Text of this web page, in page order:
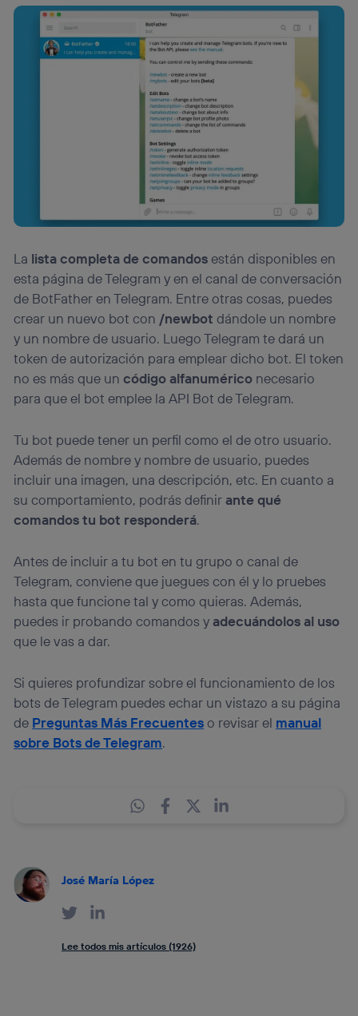
La lista completa de comandosestán disponiblesen
esta página de Telegram y en el canal de conversación
de BotFather en Telegram. Entre otras cosas, puedes
crear un nuevo bot con /newbot dándole un nombre
y un nombre de usuario. Luego Telegram te dará un
token de autorización para emplear dicho bot. El token
no es más que uncódigo alfanumérico necesario
para que el bot emplee la API Bot de Telegram.
Tu bot puede tener un perfil como el de otro usuario.
Además de nombre y nombre de usuario, puedes
incluir una imagen, una descripción, etc. En cuanto a
su comportamiento, podrás definir ante qué
comandos tu bot responderá.
Antes de incluir a tu bot en tu grupo o canal de
Telegram, conviene que juegues con él y lo pruebes
hasta que funcione tal y como quieras. Además,
puedes ir probando comandos y adecuándolos al uso
que le vas a dar.
Si quieres profundizar sobre el funcionamiento de los
bots de Telegram puedes echar un vistazo a su página
de Preguntas Más Frecuenteso revisar el manual
sobre Bots de Telegram.
José María López
Lee todos mis artículos (1926)